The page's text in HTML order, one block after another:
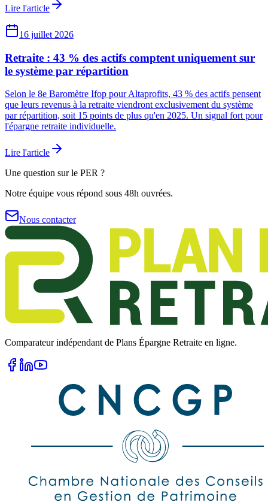
Lire l'article
16 juillet 2026
Retraite : 43 % des actifs comptent uniquement sur
le système par répartition
Selon le 8e Baromètre Ifop pour Altaprofits, 43 % des actifs pensent
que leurs revenus à la retraite viendront exclusivement du système
par répartition, soit 15 points de plus qu'en 2025. Un signal fort pour
l'épargne retraite individuelle.
Lire l'article
Une question sur le PER ?
Notre équipe vous répond sous 48h ouvrées.
Nous contacter
Comparateur indépendant de Plans Épargne Retraite en ligne.